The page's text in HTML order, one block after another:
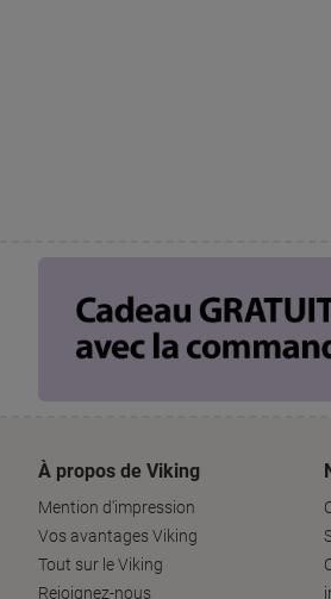
À propos de Viking
Mention d'impression
Vos avantages Viking
Tout sur le Viking
Rejoignez-nous